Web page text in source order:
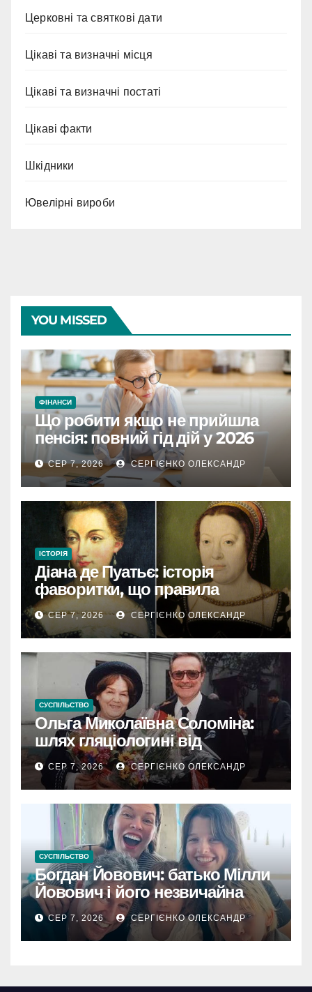
Церковні та святкові дати
Цікаві та визначні місця
Цікаві та визначні постаті
Цікаві факти
Шкідники
Ювелірні вироби
YOU MISSED
ФІНАНСИ
Що робити якщо не прийшла
пенсія: повний гід дій у 2026
році
СЕР 7, 2026 СЕРГІЄНКО ОЛЕКСАНДР
ІСТОРІЯ
Діана де Пуатьє: історія
фаворитки, що правила
Францією
СЕР 7, 2026 СЕРГІЄНКО ОЛЕКСАНДР
СУСПІЛЬСТВО
Ольга Миколаївна Соломіна:
шлях гляціологині від
експедиційної кухарки до
директора Інституту географії
РАН
СЕР 7, 2026 СЕРГІЄНКО ОЛЕКСАНДР
СУСПІЛЬСТВО
Богдан Йовович: батько Мілли
Йовович і його незвичайна
доля
СЕР 7, 2026 СЕРГІЄНКО ОЛЕКСАНДР